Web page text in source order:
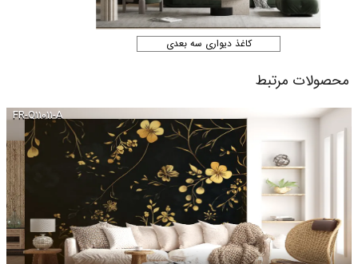
کاغذ دیواری سه بعدی
محصولات مرتبط
FR-Q۱۱۰۱۱-A